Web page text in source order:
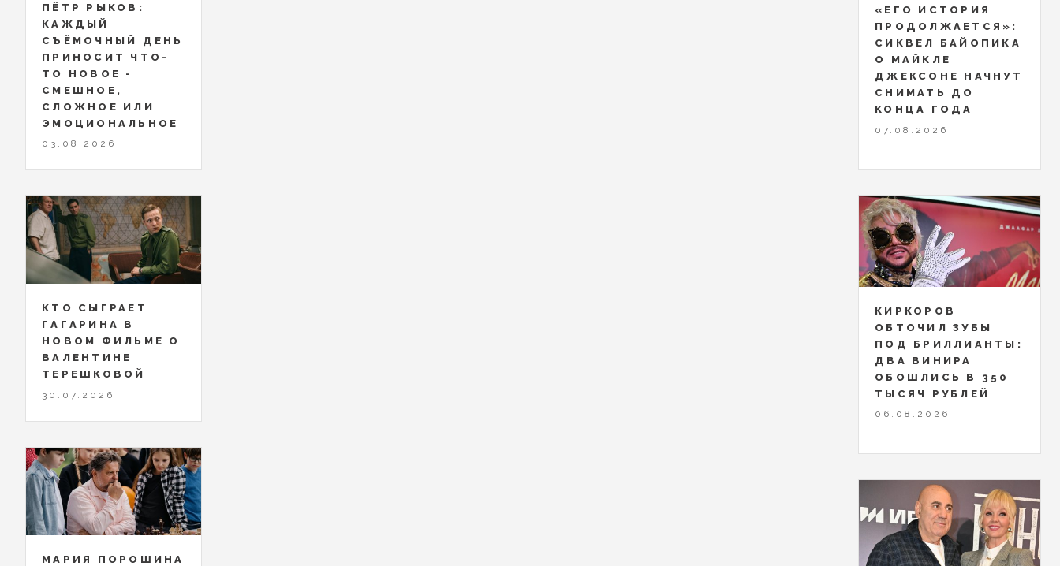
ПЁТР РЫКОВ:
КАЖДЫЙ
СЪЁМОЧНЫЙ ДЕНЬ
ПРИНОСИТ ЧТО-
ТО НОВОЕ -
СМЕШНОЕ,
СЛОЖНОЕ ИЛИ
ЭМОЦИОНАЛЬНОЕ
03.08.2026
КТО СЫГРАЕТ
ГАГАРИНА В
НОВОМ ФИЛЬМЕ О
ВАЛЕНТИНЕ
ТЕРЕШКОВОЙ
30.07.2026
МАРИЯ ПОРОШИНА
«ЕГО ИСТОРИЯ
ПРОДОЛЖАЕТСЯ»:
СИКВЕЛ БАЙОПИКА
О МАЙКЛЕ
ДЖЕКСОНЕ НАЧНУТ
СНИМАТЬ ДО
КОНЦА ГОДА
07.08.2026
КИРКОРОВ
ОБТОЧИЛ ЗУБЫ
ПОД БРИЛЛИАНТЫ:
ДВА ВИНИРА
ОБОШЛИСЬ В 350
ТЫСЯЧ РУБЛЕЙ
06.08.2026